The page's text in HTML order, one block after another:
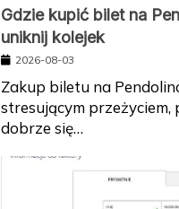
Gdzie kupić bilet na
uniknij kolejek
2026-08-03
Zakup biletu na
stresującym przeżyciem,
dobrze się…